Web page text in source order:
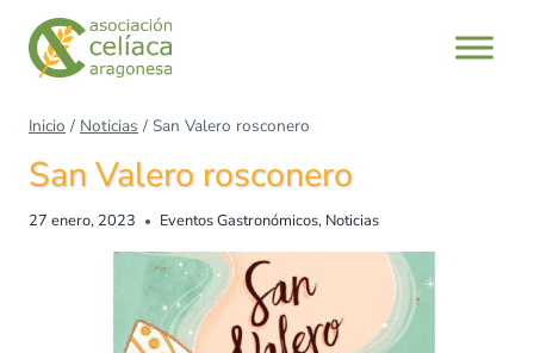
Inicio / Noticias / San Valero rosconero
San Valero rosconero
27 enero, 2023 Eventos Gastronómicos, Noticias